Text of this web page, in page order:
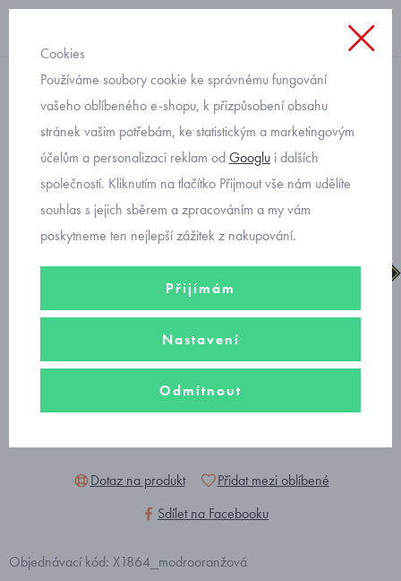
chlapecké
Primigi gore-tex 6855522
dětské chlapecké boty
Dotaz na produkt
Přidat mezi oblíbené
Sdílet na Facebooku
Objednávací kód: X1864_modrooranžová
Cookies
Používáme soubory cookie ke správnému fungování
vašeho oblíbeného e-shopu, k přizpůsobení obsahu
stránek vašim potřebám, ke statistickým a marketingovým
účelům a personalizaci reklam odGooglu i dalších
společností. Kliknutím na tlačítko Přijmout vše nám udělíte
souhlas s jejich sběrem a zpracováním a my vám
poskytneme ten nejlepší zážitek z nakupování.
Přijímám
Nastavení
Odmítnout